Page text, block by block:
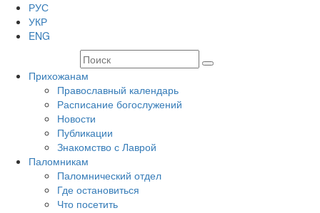
РУС
УКР
ENG
Прихожанам
Православный календарь
Расписание богослужений
Новости
Публикации
Знакомство с Лаврой
Паломникам
Паломнический отдел
Где остановиться
Что посетить